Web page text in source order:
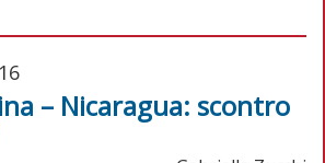
– Nicaragua: scontro